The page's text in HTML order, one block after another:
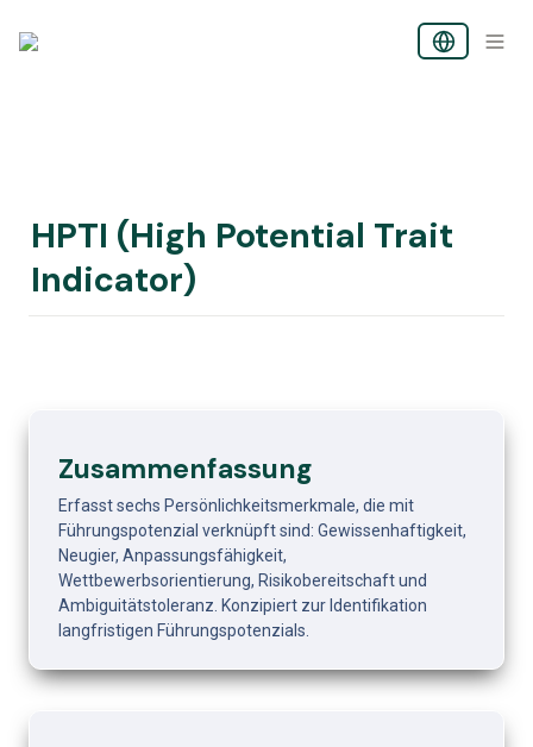
HPTI (High Potential Trait
Indicator)
Zusammenfassung
Erfasst sechs Persönlichkeitsmerkmale, die mit
Führungspotenzial verknüpft sind: Gewissenhaftigkeit,
Neugier, Anpassungsfähigkeit,
Wettbewerbsorientierung, Risikobereitschaft und
Ambiguitätstoleranz. Konzipiert zur Identifikation
langfristigen Führungspotenzials.